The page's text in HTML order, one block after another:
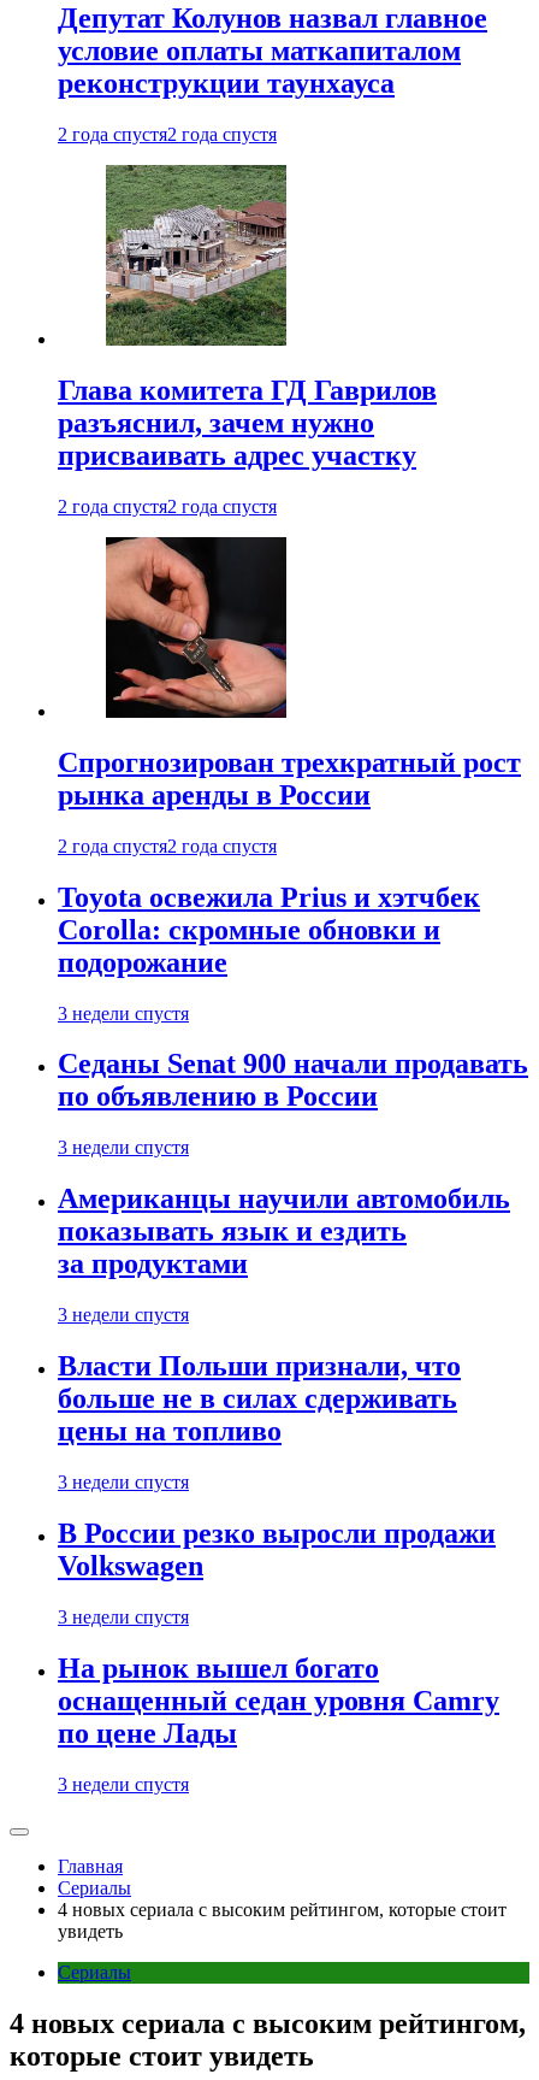
Депутат Колунов назвал главное
условие оплаты маткапиталом
реконструкции таунхауса
2 года спустя2 года спустя
Глава комитета ГД Гаврилов
разъяснил, зачем нужно
присваивать адрес участку
2 года спустя2 года спустя
Спрогнозирован трехкратный рост
рынка аренды в России
2 года спустя2 года спустя
Toyota освежила Prius и хэтчбек
Corolla: скромные обновки и
подорожание
3 недели спустя
Седаны Senat 900 начали продавать
по объявлению в России
3 недели спустя
Американцы научили автомобиль
показывать язык и ездить
за продуктами
3 недели спустя
Власти Польши признали, что
больше не в силах сдерживать
цены на топливо
3 недели спустя
В России резко выросли продажи
Volkswagen
3 недели спустя
На рынок вышел богато
оснащенный седан уровня Camry
по цене Лады
3 недели спустя
Главная
Сериалы
4 новых сериала с высоким рейтингом, которые стоит
увидеть
Сериалы
4 новых сериала с высоким рейтингом,
которые стоит увидеть